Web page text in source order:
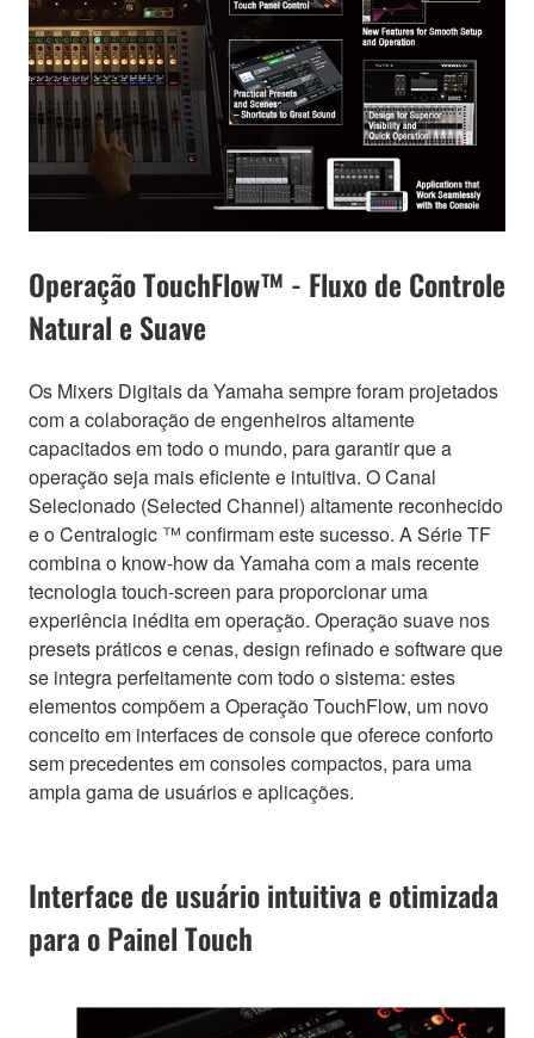
Operação TouchFlow™ - Fluxo de Controle
Natural e Suave
Os Mixers Digitais da Yamaha sempre foram projetados
com a colaboração de engenheiros altamente
capacitados em todo o mundo, para garantir que a
operação seja mais eficiente e intuitiva. O Canal
Selecionado (Selected Channel) altamente reconhecido
e o Centralogic ™ confirmam este sucesso. A Série TF
combina o know-how da Yamaha com a mais recente
tecnologia touch-screen para proporcionar uma
experiência inédita em operação. Operação suave nos
presets práticos e cenas, design refinado e software que
se integra perfeitamente com todo o sistema: estes
elementos compõem a Operação TouchFlow, um novo
conceito em interfaces de console que oferece conforto
sem precedentes em consoles compactos, para uma
ampla gama de usuários e aplicações.
Interface de usuário intuitiva e otimizada
para o Painel Touch